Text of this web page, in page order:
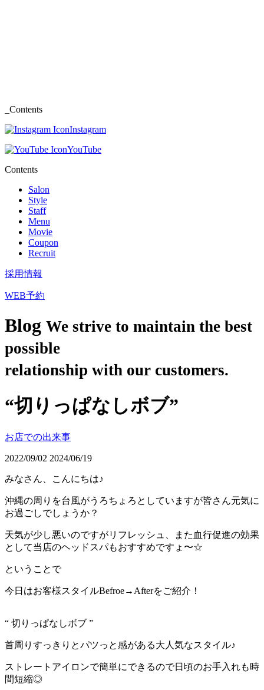
_Contents
Instagram
YouTube
Contents
Salon
Style
Staff
Menu
Movie
Coupon
Recruit
採用情報
WEB予約
Blog We strive to maintain the best
possible
relationship with our customers.
“切りっぱなしボブ”
お店での出来事
2022/09/02 2024/06/19
みなさん、こんにちは♪
沖縄の周りを台風がうろちょろとしていますが皆さん元気に
お過ごしでしょうか？
天気が少し悪いのですがリフレッシュ、また血行促進の効果
として当店のヘッドスパもおすすめですょ〜☆
ということで
今日はお客様スタイルBefroe→Afterをご紹介！
“ 切りっぱなしボブ ”
首周りすっきりとパツっと感がある大人気なスタイル♪
ストレートアイロンで簡単にできるので日頃のお手入れも時
間短縮◎